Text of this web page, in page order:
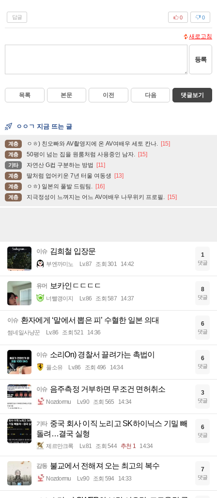
답글 0
0
새로고침
등록
목록 본문 이전 다음 댓글보기
ㅇㅇㄱ 지금 뜨는 글
계층 ㅇㅎ) 친오빠와 AV촬영지에 온 AV여배우 세토 칸나. [15]
계층 50평이 넘는 집을 원룸처럼 사용중인 남자. [15]
기타 자연산 G컵 구분하는 방법 [11]
계층 딸처럼 업어키운 7년 터울 여동생 [13]
계층 ㅇㅎ) 일본의 풀발 드림팀. [16]
계층 지극정성이 느껴지는 어느 AV여배우 나무위키 프로필. [15]
이슈 김희철 입장문
부엔까미노 Lv.87 조회 301 14:42
1
댓글
유머 보카인ㄷㄷㄷㄷ
너빨갱이지 Lv.86 조회 587 14:37
8
댓글
이슈 환자에게 ‘말에서 뽑은 피’ 수혈한 일본 의대
썸네일사냥꾼 Lv.86 조회 521 14:36
6
댓글
이슈 소리On) 경찰서 끌려가는 촉법이
풀소유 Lv.86 조회 496 14:34
6
댓글
이슈 음주측정 거부하면 무조건 면허취소
Nozdormu Lv.90 조회 565 14:34
3
댓글
기타 중국 회사 이직 노리고 SK하이닉스 기밀 빼
돌려…결국 실형
제르만크록 Lv.81 조회 544 추천 1 14:34
6
댓글
감동 불교에서 전해져 오는 최고의 복수
Nozdormu Lv.90 조회 594 14:33
7
댓글